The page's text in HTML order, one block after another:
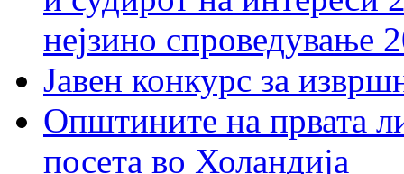
нејзино спроведување
Јавен конкурс за
Општините на првата
посета во Холандија